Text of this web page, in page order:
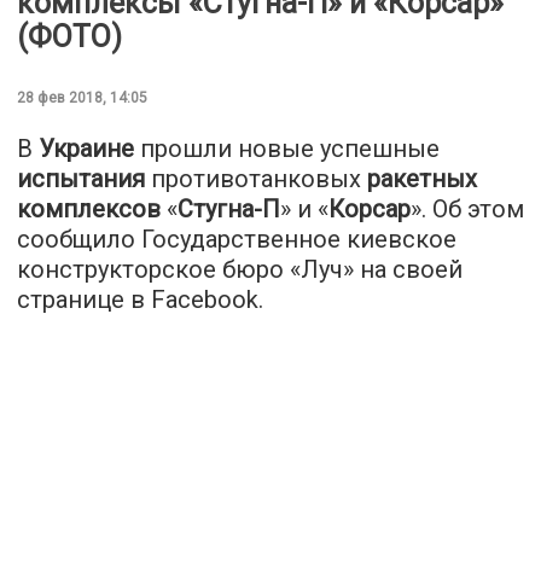
(ФОТО)
28 фев 2018, 14:05
В Украине прошли новые успешные
испытания противотанковых ракетных
комплексов «Стугна-П» и «Корсар». Об этом
сообщило Государственное киевское
конструкторское бюро «Луч» на своей
странице в Facebook.